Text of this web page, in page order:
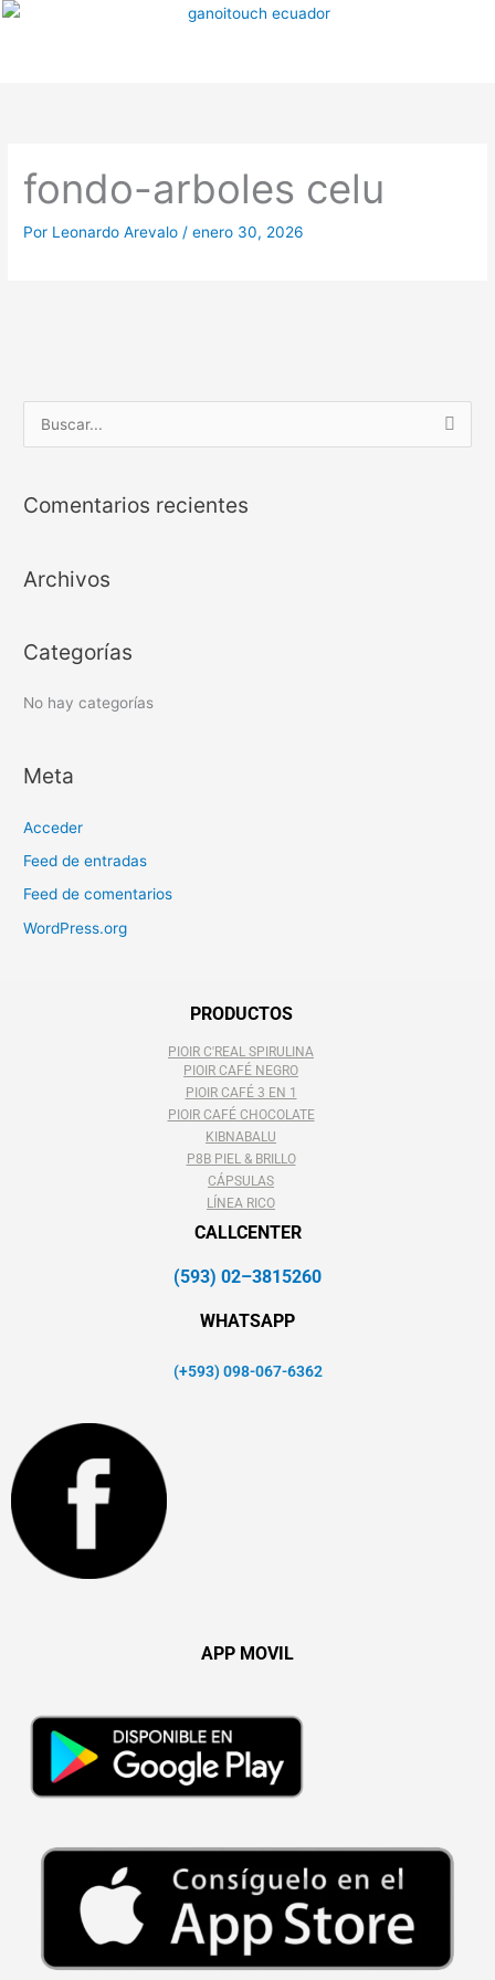
Ir
fondo-arboles celu
Por Leonardo Arevalo /enero 30, 2026
c
r
:
Comentarios recientes
Archivos
Categorías
No hay categorías
Meta
Acceder
Feed de entradas
Feed de comentarios
WordPress.org
PRODUCTOS
PIOIR C'REAL SPIRULINA
PIOIR CAFÉ NEGRO
PIOIR CAFÉ 3 EN 1
PIOIR CAFÉ CHOCOLATE
KIBNABALU
P8B PIEL & BRILLO
CÁPSULAS
LÍNEA RICO
CALLCENTER
(593) 02–3815260
WHATSAPP
(+593) 098-067-6362
APP MOVIL